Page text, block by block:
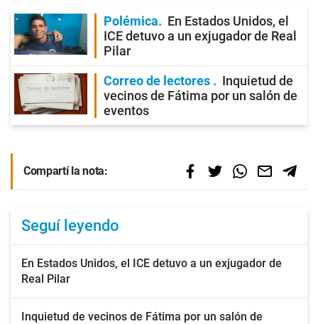
Polémica
En Estados Unidos, el
ICE detuvo a un exjugador de Real
Pilar
Correo de lectores
Inquietud de
vecinos de Fátima por un salón de
eventos
Compartí la nota:
Seguí leyendo
En Estados Unidos, el ICE detuvo a un exjugador de
Real Pilar
Inquietud de vecinos de Fátima por un salón de